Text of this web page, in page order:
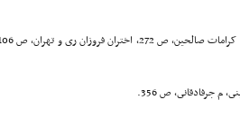
م جرفادقانى، ص 356.